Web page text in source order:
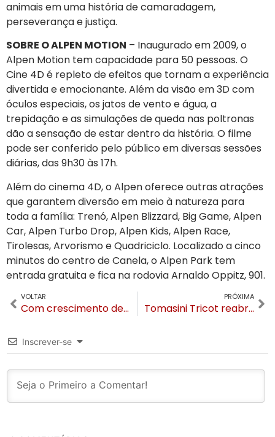
animais em uma história de camaradagem,
perseverança e justiça.
SOBRE O ALPEN MOTION – Inaugurado em 2009, o
Alpen Motion tem capacidade para 50 pessoas. O
Cine 4D é repleto de efeitos que tornam a experiência
divertida e emocionante. Além da visão em 3D com
óculos especiais, os jatos de vento e água, a
trepidação e as simulações de queda nas poltronas
dão a sensação de estar dentro da história. O filme
pode ser conferido pelo público em diversas sessões
diárias, das 9h30 às 17h.
Além do cinema 4D, o Alpen oferece outras atrações
que garantem diversão em meio à natureza para
toda a família: Trenó, Alpen Blizzard, Big Game, Alpen
Car, Alpen Turbo Drop, Alpen Kids, Alpen Race,
Tirolesas, Arvorismo e Quadriciclo. Localizado a cinco
minutos do centro de Canela, o Alpen Park tem
entrada gratuita e fica na rodovia Arnaldo Oppitz, 901.
VOLTAR
Com crescimento de franquias e exportações, SG Facas Artesanais de Gramado investe no digital
PRÓXIMA
Tomasini Tricot reabre loja seis meses após incêndio que destruiu antiga sede
Inscrever-se